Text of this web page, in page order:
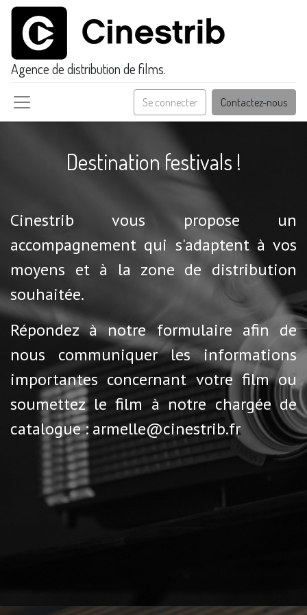
Agence de distribution de films.
Se connecter Contactez-nous
Destination festivals !
Cinestrib vous propose un
accompagnement qui s'adaptent à vos
moyens et à la zone de distribution
souhaitée.
Répondez à notre formulaire afin de
nous communiquer les informations
importantes concernant votre film ou
soumettez le film à notre chargée de
catalogue : armelle@cinestrib.fr